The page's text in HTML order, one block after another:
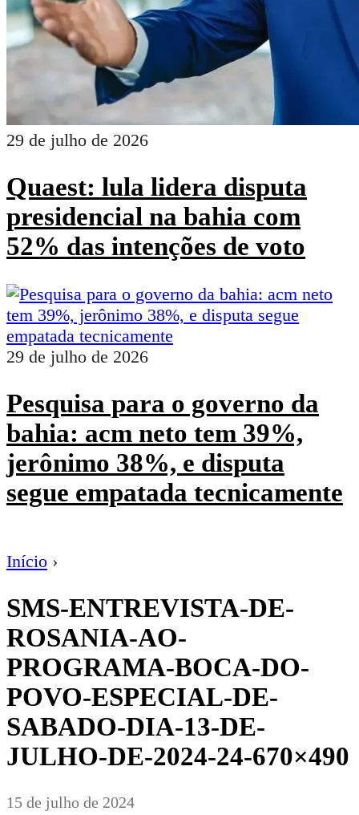
29 de julho de 2026
Quaest: lula lidera disputa
presidencial na bahia com
52% das intenções de voto
29 de julho de 2026
Pesquisa para o governo da
bahia: acm neto tem 39%,
jerônimo 38%, e disputa
segue empatada tecnicamente
Início ›
SMS-ENTREVISTA-DE-
ROSANIA-AO-
PROGRAMA-BOCA-DO-
POVO-ESPECIAL-DE-
SABADO-DIA-13-DE-
JULHO-DE-2024-24-670×490
15 de julho de 2024